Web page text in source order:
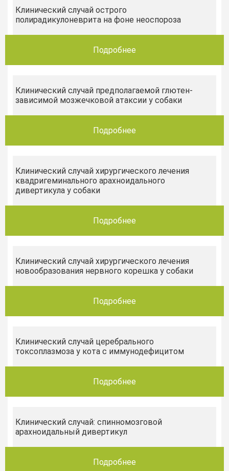
Клинический случай острого
полирадикулоневрита на фоне неоспороза
Подробнее
Клинический случай предполагаемой глютен-
зависимой мозжечковой атаксии у собаки
Подробнее
Клинический случай хирургического лечения
квадригеминального арахноидального
дивертикула у собаки
Подробнее
Клинический случай хирургического лечения
новообразования нервного корешка у собаки
Подробнее
Клинический случай церебрального
токсоплазмоза у кота с иммунодефицитом
Подробнее
Клинический случай: спинномозговой
арахноидальный дивертикул
Подробнее